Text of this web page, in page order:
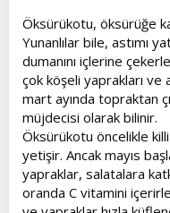
a
n
h
i
Öksürükotu, öksürüğe
Yunanlılar bile, astımı
dumanını içlerine
çok köşeli yaprakları ve
mart ayında topraktan
müjdecisi olarak bilinir.
Öksürükotu öncelikle
yetişir. Ancak mayıs
yapraklar, salatalara
oranda C vitamini